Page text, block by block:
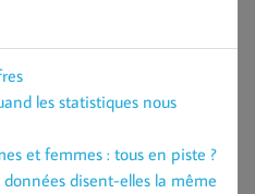
les statistiques nous
et femmes : tous en piste ?
disent-elles la même